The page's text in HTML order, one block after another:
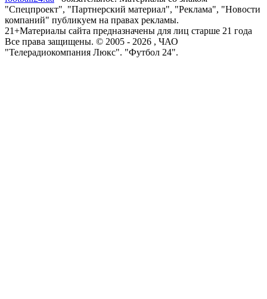
"Спецпроект", "Партнерский материал", "Реклама", "Новости
компаний" публикуем на правах рекламы.
21+Материалы сайта предназначены для лиц старше 21 года
Все права защищены. © 2005 - 2026 , ЧАО
"Телерадиокомпания Люкс". "Футбол 24".